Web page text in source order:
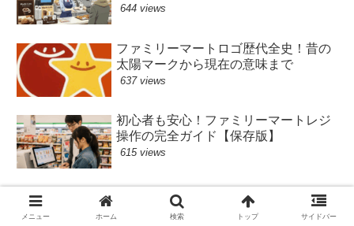
644 views
ファミリーマートロゴ歴代全史！昔の
太陽マークから現在の意味まで
637 views
初心者も安心！ファミリーマートレジ
操作の完全ガイド【保存版】
615 views
セブンイレブン ファミリーマート ローソン
メニュー ホーム 検索 トップ サイドバー